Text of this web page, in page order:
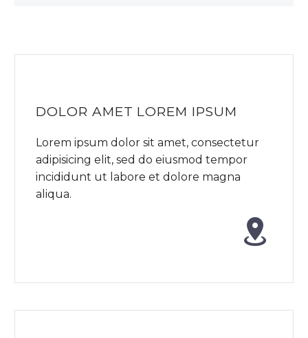
DOLOR AMET LOREM IPSUM
Lorem ipsum dolor sit amet, consectetur
adipisicing elit, sed do eiusmod tempor
incididunt ut labore et dolore magna
aliqua.

